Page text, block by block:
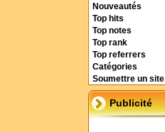
Nouveautés
Top hits
Top notes
Top rank
Top referrers
Catégories
Soumettre un site
Publicité